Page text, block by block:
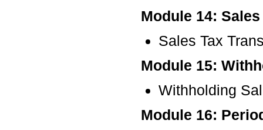
Module 14:
Sales Tax
Module 15:
Withholding
Module 16: